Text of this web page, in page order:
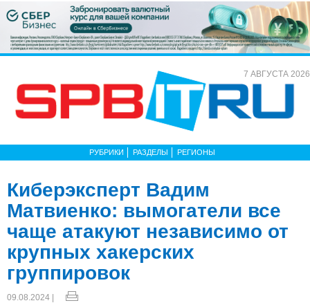
7 АВГУСТА 2026
РУБРИКИ РАЗДЕЛЫ РЕГИОНЫ
Киберэксперт Вадим
Матвиенко: вымогатели все
чаще атакуют независимо от
крупных хакерских
группировок
09.08.2024 |